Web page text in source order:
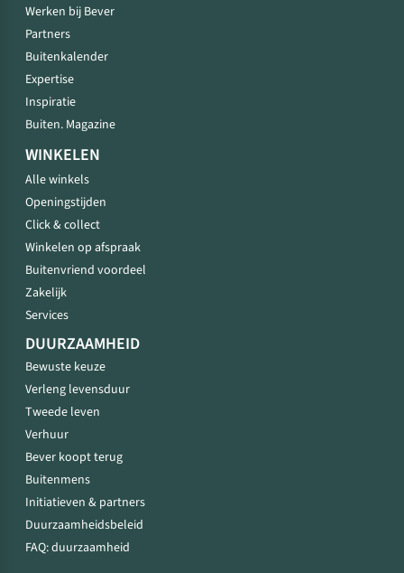
Werken bij Bever
Partners
Buitenkalender
Expertise
Inspiratie
Buiten. Magazine
WINKELEN
Alle winkels
Openingstijden
Click & collect
Winkelen op afspraak
Buitenvriend voordeel
Zakelijk
Services
DUURZAAMHEID
Bewuste keuze
Verleng levensduur
Tweede leven
Verhuur
Bever koopt terug
Buitenmens
Initiatieven & partners
Duurzaamheidsbeleid
FAQ: duurzaamheid